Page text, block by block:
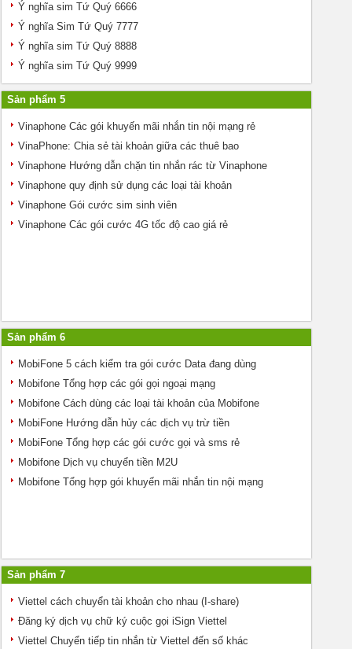
Ý nghĩa sim Tứ Quý 6666
Ý nghĩa Sim Tứ Quý 7777
Ý nghĩa sim Tứ Quý 8888
Ý nghĩa sim Tứ Quý 9999
Sản phẩm 5
Vinaphone Các gói khuyến mãi nhắn tin nội mạng rẻ
VinaPhone: Chia sẻ tài khoản giữa các thuê bao
Vinaphone Hướng dẫn chặn tin nhắn rác từ Vinaphone
Vinaphone quy định sử dụng các loại tài khoản
Vinaphone Gói cước sim sinh viên
Vinaphone Các gói cước 4G tốc độ cao giá rẻ
Sản phẩm 6
MobiFone 5 cách kiểm tra gói cước Data đang dùng
Mobifone Tổng hợp các gói gọi ngoại mạng
Mobifone Cách dùng các loại tài khoản của Mobifone
MobiFone Hướng dẫn hủy các dịch vụ trừ tiền
MobiFone Tổng hợp các gói cước gọi và sms rẻ
Mobifone Dịch vụ chuyển tiền M2U
Mobifone Tổng hợp gói khuyến mãi nhắn tin nội mạng
Sản phẩm 7
Viettel cách chuyển tài khoản cho nhau (I-share)
Đăng ký dịch vụ chữ ký cuộc gọi iSign Viettel
Viettel Chuyển tiếp tin nhắn từ Viettel đến số khác